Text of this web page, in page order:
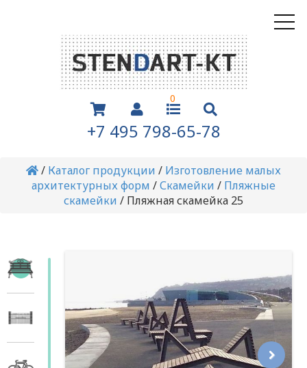
0
+7 495 798-65-78
/ Каталог продукции / Изготовление малых
архитектурных форм /Скамейки / Пляжные
скамейки / Пляжная скамейка 25